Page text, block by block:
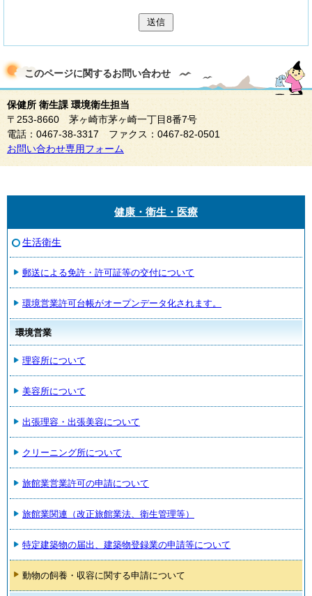
送信
このページに関するお問い合わせ
保健所 衛生課 環境衛生担当
〒253-8660 茅ヶ崎市茅ヶ崎一丁目8番7号
電話：0467-38-3317 ファクス：0467-82-0501
お問い合わせ専用フォーム
健康・衛生・医療
生活衛生
郵送による免許・許可証等の交付について
環境営業許可台帳がオープンデータ化されます。
環境営業
理容所について
美容所について
出張理容・出張美容について
クリーニング所について
旅館業営業許可の申請について
旅館業関連（改正旅館業法、衛生管理等）
特定建築物の届出、建築物登録業の申請等について
動物の飼養・収容に関する申請について